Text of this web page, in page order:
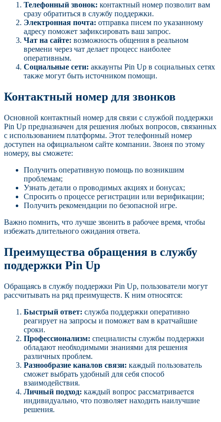
Телефонный звонок: контактный номер позволит вам
сразу обратиться в службу поддержки.
Электронная почта: отправка писем по указанному
адресу поможет зафиксировать ваш запрос.
Чат на сайте: возможность общения в реальном
времени через чат делает процесс наиболее
оперативным.
Социальные сети: аккаунты Pin Up в социальных сетях
также могут быть источником помощи.
Контактный номер для звонков
Основной контактный номер для связи с службой поддержки
Pin Up предназначен для решения любых вопросов, связанных
с использованием платформы. Этот телефонный номер
доступен на официальном сайте компании. Звоня по этому
номеру, вы сможете:
Получить оперативную помощь по возникшим
проблемам;
Узнать детали о проводимых акциях и бонусах;
Спросить о процессе регистрации или верификации;
Получить рекомендации по безопасной игре.
Важно помнить, что лучше звонить в рабочее время, чтобы
избежать длительного ожидания ответа.
Преимущества обращения в службу
поддержки Pin Up
Обращаясь в службу поддержки Pin Up, пользователи могут
рассчитывать на ряд преимуществ. К ним относятся:
Быстрый ответ: служба поддержки оперативно
реагирует на запросы и поможет вам в кратчайшие
сроки.
Профессионализм: специалисты службы поддержки
обладают необходимыми знаниями для решения
различных проблем.
Разнообразие каналов связи: каждый пользователь
сможет выбрать удобный для себя способ
взаимодействия.
Личный подход: каждый вопрос рассматривается
индивидуально, что позволяет находить наилучшие
решения.